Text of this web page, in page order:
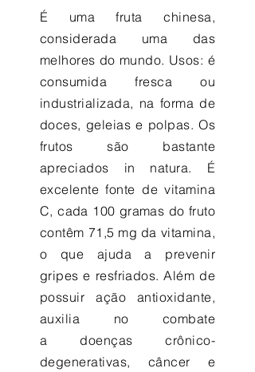
É uma fruta chinesa,
considerada uma das
melhores do mundo. Usos: é
consumida fresca ou
industrializada, na forma de
doces, geleias e polpas. Os
frutos são bastante
apreciados in natura. É
excelente fonte de vitamina
C, cada 100 gramas do fruto
contêm 71,5 mg da vitamina,
o que ajuda a prevenir
gripes e resfriados. Além de
possuir ação antioxidante,
auxilia no combate
a doenças crônico-
degenerativas, câncer e